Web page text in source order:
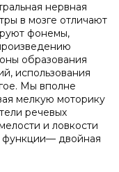
нервная
в мозге отличают
фонемы,
образования
использования
Мы вполне
мелкую моторику
речевых
и ловкости
функции— двойная